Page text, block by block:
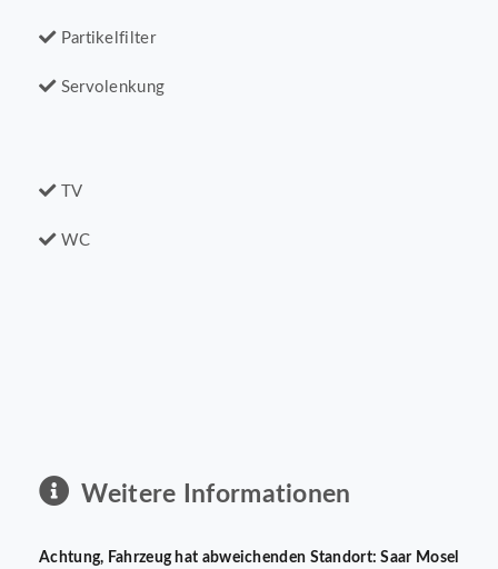
Partikelfilter
Servolenkung
TV
WC
Weitere Informationen
Achtung, Fahrzeug hat abweichenden Standort: Saar Mosel